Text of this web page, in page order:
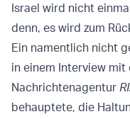
Israel wird nicht
denn, es wird zum
Ein namentlich nicht
in einem Interview mit
Nachrichtenagentur
behauptete, die